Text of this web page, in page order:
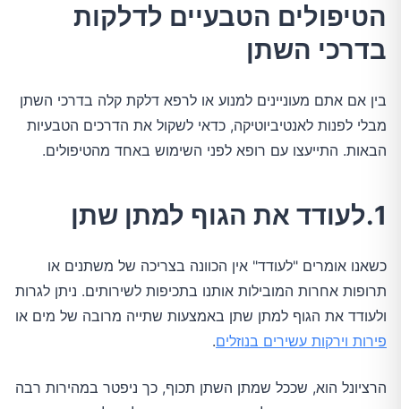
הטיפולים הטבעיים לדלקות
בדרכי השתן
בין אם אתם מעוניינים למנוע או לרפא דלקת קלה בדרכי השתן
מבלי לפנות לאנטיביוטיקה, כדאי לשקול את הדרכים הטבעיות
הבאות. התייעצו עם רופא לפני השימוש באחד מהטיפולים.
1.לעודד את הגוף למתן שתן
כשאנו אומרים "לעודד" אין הכוונה בצריכה של משתנים או
תרופות אחרות המובילות אותנו בתכיפות לשירותים. ניתן לגרות
ולעודד את הגוף למתן שתן באמצעות שתייה מרובה של מים או
פירות וירקות עשירים בנוזלים.
הרציונל הוא, שככל שמתן השתן תכוף, כך ניפטר במהירות רבה